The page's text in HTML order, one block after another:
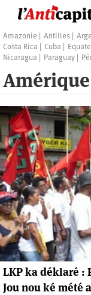
contenu
principal
Amazonie Antilles
Costa Rica
Cuba
Nicaragua
Paraguay
LKP ka déklaré :
Jou nou ké mété